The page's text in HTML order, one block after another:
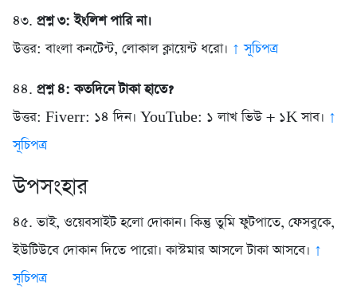
৪৩. প্রশ্ন ৩: ইংলিশ পারি না।
উত্তর: বাংলা কনটেন্ট, লোকাল ক্লায়েন্ট ধরো। ↑ সূচিপত্র
৪৪. প্রশ্ন ৪: কতদিনে টাকা হাতে?
উত্তর: Fiverr: ১৪ দিন। YouTube: ১ লাখ ভিউ + ১K সাব। ↑
সূচিপত্র
উপসংহার
৪৫. ভাই, ওয়েবসাইট হলো দোকান। কিন্তু তুমি ফুটপাতে, ফেসবুকে,
ইউটিউবে দোকান দিতে পারো। কাস্টমার আসলে টাকা আসবে। ↑
সূচিপত্র